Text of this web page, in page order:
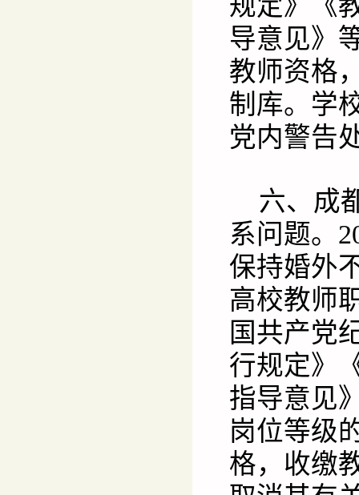
规定》《
导意见》
教师资格
制库。学
党内警告
六、成
系问题。
保持婚外
高校教师
国共产党
行规定》
指导意见
岗位等级
格，收缴